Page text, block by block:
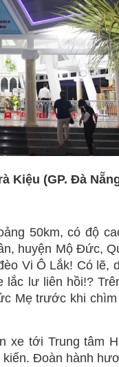
Kiệu (GP. Đà
50km, có độ
huyện Mộ Đức,
Vi Ô Lắk! Có lẽ,
lắc lư liên hồi!?
Mẹ trước khi chìm
xe tới Trung tâm
Đoàn hành